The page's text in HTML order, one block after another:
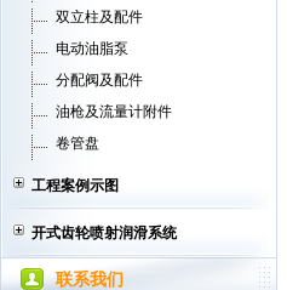
双立柱及配件
电动油脂泵
分配阀及配件
油枪及流量计附件
卷管盘
工程案例示图
开式齿轮喷射润滑系统
联系我们